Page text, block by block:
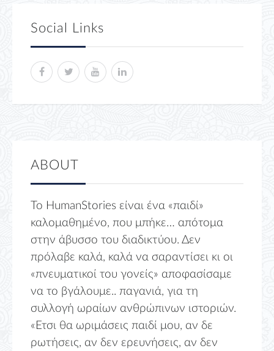
Social Links
ABOUT
Το HumanStories είναι ένα «παιδί»
καλομαθημένο, που μπήκε… απότομα
στην άβυσσο του διαδικτύου. Δεν
πρόλαβε καλά, καλά να σαραντίσει κι οι
«πνευματικοί του γονείς» αποφασίσαμε
να το βγάλουμε.. παγανιά, για τη
συλλογή ωραίων ανθρώπινων ιστοριών.
«Ετσι θα ωριμάσεις παιδί μου, αν δε
ρωτήσεις, αν δεν ερευνήσεις, αν δεν